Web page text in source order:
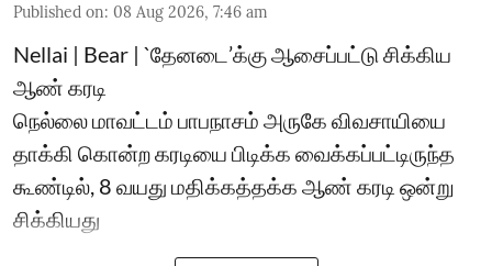
Published on: 08 Aug 2026, 7:46 am
Nellai | Bear | `தேனடை’க்கு ஆசைப்பட்டு சிக்கிய
ஆண் கரடி
நெல்லை மாவட்டம் பாபநாசம் அருகே விவசாயியை
தாக்கி கொன்ற கரடியை பிடிக்க வைக்கப்பட்டிருந்த
கூண்டில், 8 வயது மதிக்கத்தக்க ஆண் கரடி ஒன்று
சிக்கியது